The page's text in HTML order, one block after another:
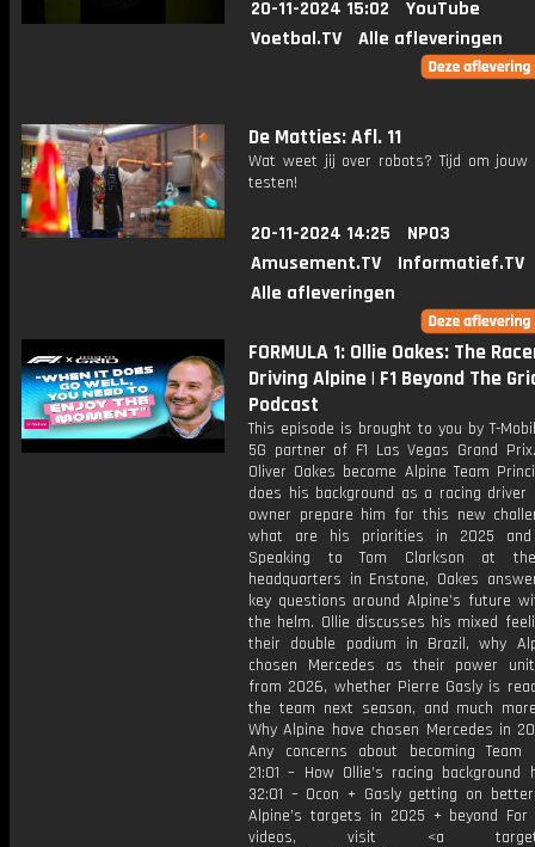
20-11-2024 15:02
YouTube
Voetbal.TV
Alle afleveringen
De Matties: Afl. 11
Wat weet jij over robots? Tijd om jouw
testen!
20-11-2024 14:25
NPO3
Amusement.TV
Informatief.TV
Alle afleveringen
FORMULA 1: Ollie Oakes: The
Driving Alpine | F1 Beyond The
Podcast
This episode is brought to you by T-
5G partner of F1 Las Vegas Grand
Oliver Oakes become Alpine Team
does his background as a racing driver
owner prepare him for this new
what are his priorities in 2025 and
Speaking to Tom Clarkson at
headquarters in Enstone, Oakes
key questions around Alpine’s future
the helm. Ollie discusses his mixed
their double podium in Brazil, why
chosen Mercedes as their power
from 2026, whether Pierre Gasly is
the team next season, and much
Why Alpine have chosen Mercedes in
Any concerns about becoming Team
21:01 – How Ollie’s racing background
32:01 – Ocon + Gasly getting on
Alpine’s targets in 2025 + beyond For
videos, visit <a